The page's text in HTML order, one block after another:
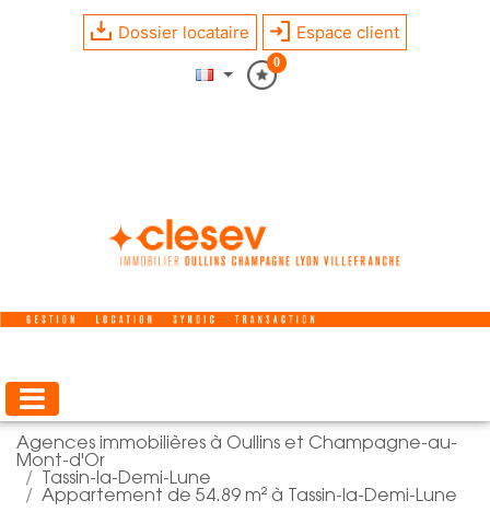
Dossier locataire Espace client
0
Agences immobilières à Oullins et Champagne-au-
Mont-d'Or
Tassin-la-Demi-Lune
Appartement de 54.89 m² à Tassin-la-Demi-Lune